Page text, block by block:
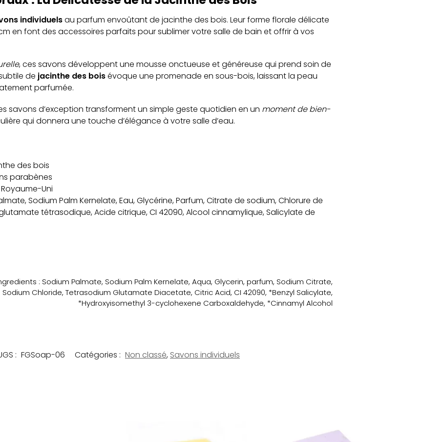
individuelsau parfum envoûtant de jacinthe des bois. Leur forme florale délicate
en font des accessoires parfaits pour sublimer votre salle de bain et offrir à vos
, ces savons développent une mousse onctueuse et généreuse qui prend soin de
de jacinthe des boisévoque une promenade en sous-bois, laissant la peau
parfumée.
savons d’exception transforment un simple geste quotidien en un moment de bien-
qui donnera une touche d’élégance à votre salle d’eau.
des bois
parabènes
Uni
Sodium Palm Kernelate, Eau, Glycérine, Parfum, Citrate de sodium, Chlorure de
tétrasodique, Acide citrique, CI 42090, Alcool cinnamylique, Salicylate de
: Sodium Palmate, Sodium Palm Kernelate, Aqua, Glycerin, parfum, Sodium Citrate,
Sodium Chloride, Tetrasodium Glutamate Diacetate, Citric Acid, CI 42090, *Benzyl Salicylate,
*Hydroxyisomethyl 3-cyclohexene Carboxaldehyde, *Cinnamyl Alcohol
: FGSoap-06 Catégories : Non classé, Savons individuels